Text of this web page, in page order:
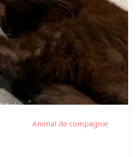
Animal de compagnie